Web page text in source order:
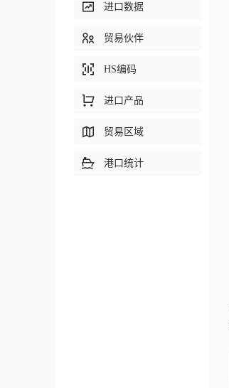
进口数据
贸易伙伴
HS编码
进口产品
贸易区域
港口统计